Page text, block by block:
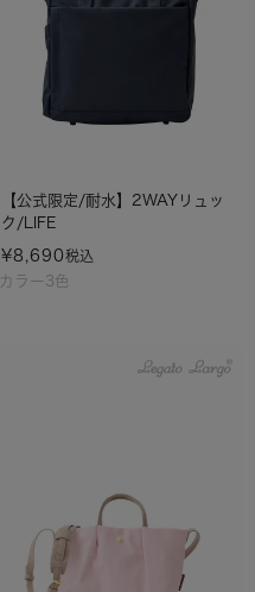
カラー3色
【公式限定/耐水】2WAYリュッ
ク/LIFE
¥8,690税込